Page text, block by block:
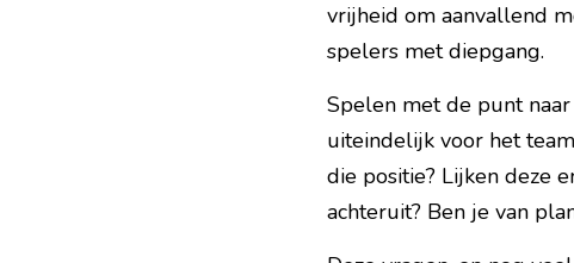
vrijheid om aanvallend
spelers met diepgang.
Spelen met de punt
uiteindelijk voor het
die positie? Lijken deze
achteruit? Ben je van